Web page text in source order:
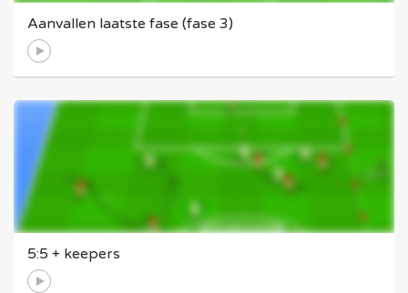
Aanvallen laatste fase (fase 3)
5:5 + keepers